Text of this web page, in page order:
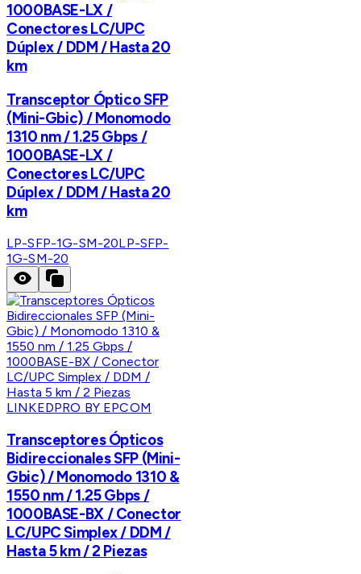
1000BASE-LX /
Conectores LC/UPC
Dúplex / DDM / Hasta 20
km
Transceptor Óptico SFP
(Mini-Gbic) / Monomodo
1310 nm / 1.25 Gbps /
1000BASE-LX /
Conectores LC/UPC
Dúplex / DDM / Hasta 20
km
LP-SFP-1G-SM-20LP-SFP-
1G-SM-20
LINKEDPRO BY EPCOM
Transceptores Ópticos
Bidireccionales SFP (Mini-
Gbic) / Monomodo 1310 &
1550 nm / 1.25 Gbps /
1000BASE-BX / Conector
LC/UPC Simplex / DDM /
Hasta 5 km / 2 Piezas